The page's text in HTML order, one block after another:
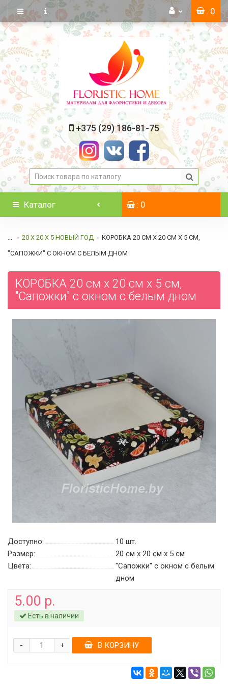
: 0
+375 (29) 186-81-75
Каталог : 0
... 20 Х 20 Х 5 НОВЫЙ ГОД КОРОБКА 20 СМ Х 20 СМ Х 5 СМ,
"САПОЖКИ" С ОКНОМ C БЕЛЫМ ДНОМ
КОРОБКА 20 см х 20 см х 5 см,
"Сапожки" с окном c белым дном
Доступно: 10 шт.
Размер:
20 см х 20 см х 5 см
Цвета:
"Сапожки" с окном c белым
дном
5.00 р.
Есть в наличии
+
- В КОРЗИНУ